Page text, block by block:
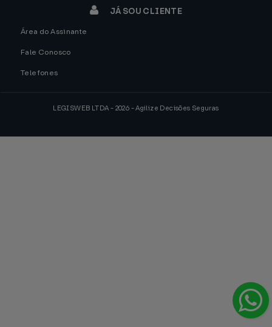
JÁ SOU CLIENTE
Área do Assinante
Fale Conosco
Telefones
LEGISWEB LTDA - 2026 - Agilize Decisões Seguras